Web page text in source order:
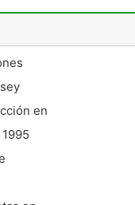
en